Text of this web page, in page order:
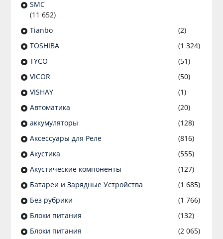
SMC
(11 652)
Tianbo
(2)
TOSHIBA
(1 324)
TYCO
(51)
VICOR
(50)
VISHAY
(1)
Автоматика
(20)
аккумуляторы
(128)
Аксессуары для Реле
(816)
Акустика
(555)
Акустические компоненты
(127)
Батареи и Зарядные Устройства
(1 685)
Без рубрики
(1 766)
Блоки питания
(132)
Блоки питания
(2 065)